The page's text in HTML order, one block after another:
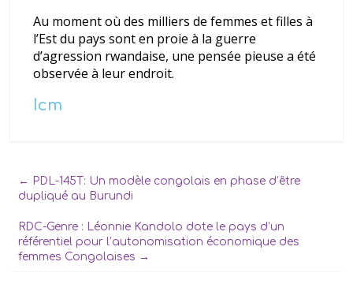
Au moment où des milliers de femmes et filles à
l’Est du pays sont en proie à la guerre
d’agression rwandaise, une pensée pieuse a été
observée à leur endroit.
Icm
← PDL-145T: Un modèle congolais en phase d’être
dupliqué au Burundi
RDC-Genre : Léonnie Kandolo dote le pays d’un
référentiel pour l’autonomisation économique des
femmes Congolaises →